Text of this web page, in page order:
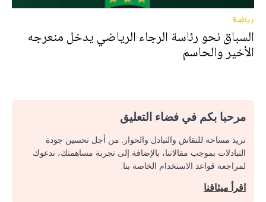
رياضة
السباق نحو رئاسة الرجاء الرياضي يدخل منعرجه
الأخير والحاسم
مرحبا بكم في فضاء التعليق
نريد مساحة للنقاش والتبادل والحوار. من أجل تحسين جودة
التبادلات بموجب مقالاتنا، بالإضافة إلى تجربة مساهمتك، ندعوك
لمراجعة قواعد الاستخدام الخاصة بنا.
اقرأ ميثاقنا